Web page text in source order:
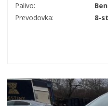
Palivo:
Prevodovka:
8-